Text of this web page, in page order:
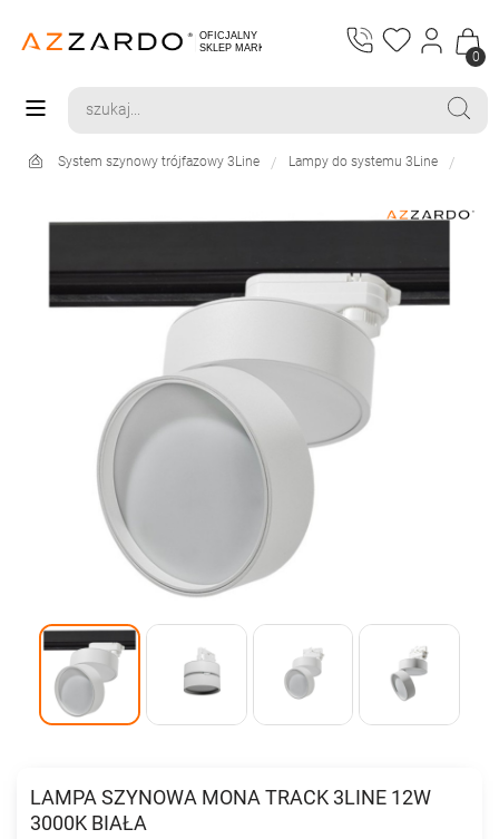
0
System szynowy trójfazowy 3Line Lampy do systemu 3Line
LAMPA SZYNOWA MONA TRACK 3LINE 12W
3000K BIAŁA